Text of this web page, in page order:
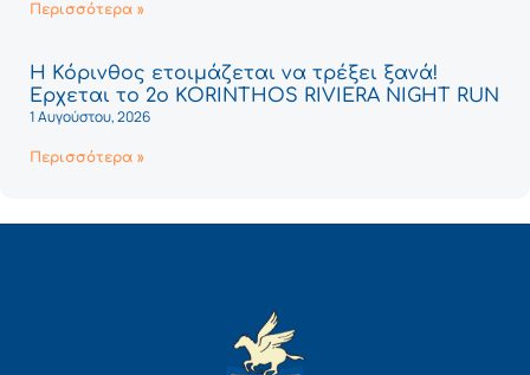
Περισσότερα »
Η Κόρινθος ετοιμάζεται να τρέξει ξανά!
Έρχεται το 2ο KORINTHOS RIVIERA NIGHT RUN
1 Αυγούστου, 2026
Περισσότερα »